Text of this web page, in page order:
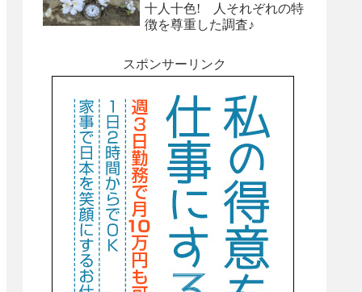
十人十色! 人それぞれの特
徴を尊重した調査♪
スポンサーリンク